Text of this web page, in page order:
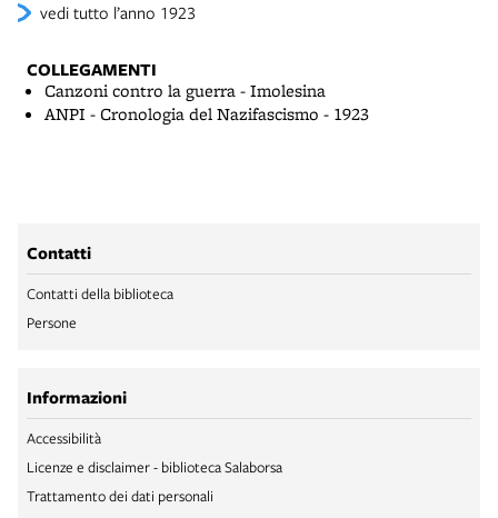
vedi tutto l’anno 1923
COLLEGAMENTI
Canzoni contro la guerra - Imolesina
ANPI - Cronologia del Nazifascismo - 1923
Contatti
Contatti della biblioteca
Persone
Informazioni
Accessibilità
Licenze e disclaimer - biblioteca Salaborsa
Trattamento dei dati personali